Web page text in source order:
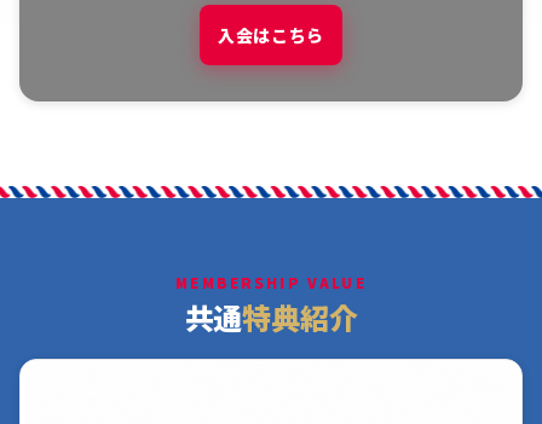
入会はこちら
MEMBERSHIP VALUE
共通特典紹介